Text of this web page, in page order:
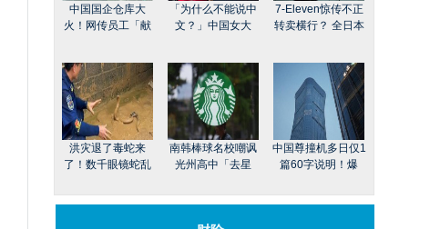
中国国企仓库大
火！网传员工「献
「为什么不能说中
文？」中国女大
7-Eleven惊传不正
转卖横行？ 全日本
洪灾退了毒蛇来
了！数千眼镜蛇乱
南韩棒球名校嘲讽
光州高中「去星
中国尊撞机多日仅1
篇60字说明！爆